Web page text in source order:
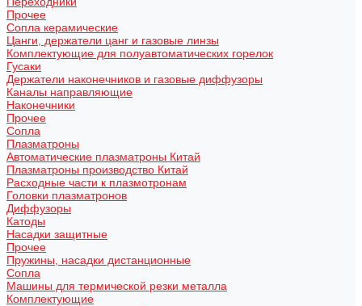
Прочее
Сопла керамические
Цанги, держатели цанг и газовые линзы
Комплектующие для полуавтоматических горелок
Гусаки
Держатели наконечников и газовые диффузоры
Каналы направляющие
Наконечники
Прочее
Сопла
Плазматроны
Автоматические плазматроны Китай
Плазматроны производство Китай
Расходные части к плазмотронам
Головки плазматронов
Диффузоры
Катоды
Насадки защитные
Прочее
Пружины, насадки дистанционные
Сопла
Машины для термической резки металла
Комплектующие